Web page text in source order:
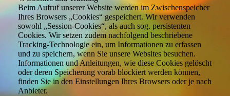
Beim Aufruf unserer Website werden im Zwischenspeicher
Ihres Browsers „Cookies“ gespeichert. Wir verwenden
sowohl „Session-Cookies“, als auch sog. persistenten
Cookies. Wir setzen zudem nachfolgend beschriebene
Tracking-Technologie ein, um Informationen zu erfassen
und zu speichern, wenn Sie unsere Websites besuchen.
Informationen und Anleitungen, wie diese Cookies gelöscht
oder deren Speicherung vorab blockiert werden können,
finden Sie in den Einstellungen Ihres Browsers oder je nach
Anbieter.